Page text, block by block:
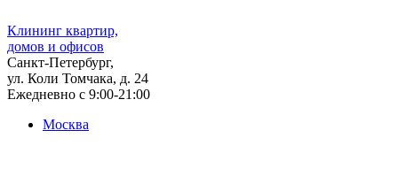
Клининг квартир,
домов и офисов
Санкт-Петербург,
ул. Коли Томчака, д. 24
Ежедневно с 9:00-21:00
Москва